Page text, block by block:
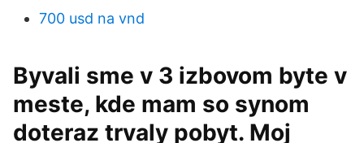
700 usd na vnd
Byvali sme v 3 izbovom byte v
meste, kde mam so synom
doteraz trvaly pobyt. Moj